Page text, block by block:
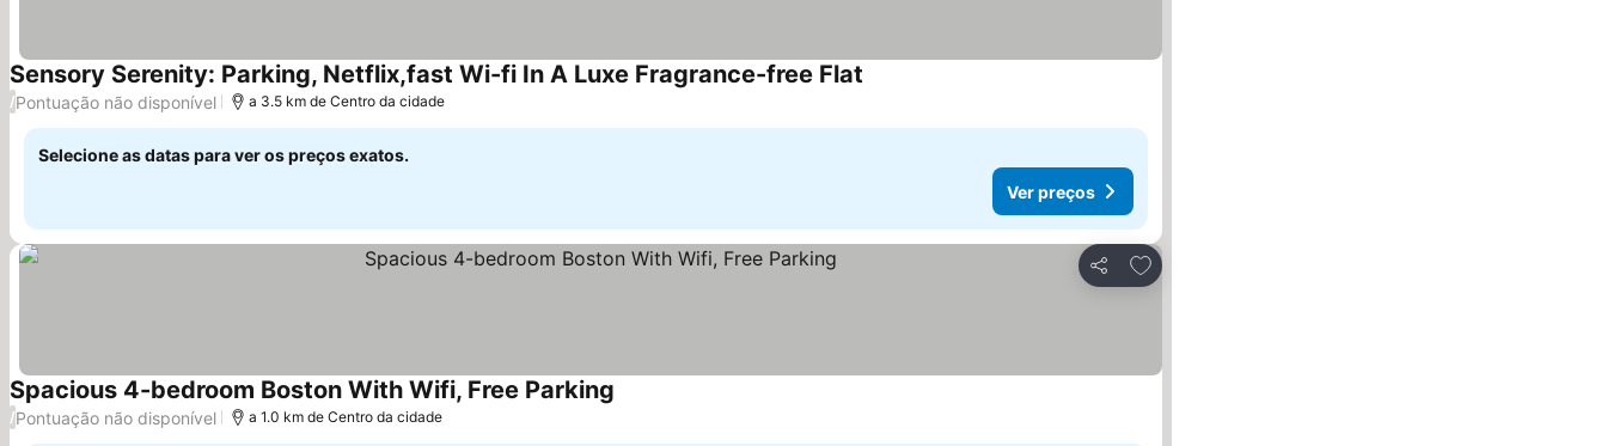
Sensory Serenity: Parking, Netflix,fast Wi-fi In A Luxe Fragrance-free Flat
/Pontuação não disponível a 3.5 km de Centro da cidade
Selecione as datas para ver os preços exatos.
Ver preços
Partilhar
Adicionar aos favoritos
Spacious 4-bedroom Boston With Wifi, Free Parking
/Pontuação não disponível a 1.0 km de Centro da cidade